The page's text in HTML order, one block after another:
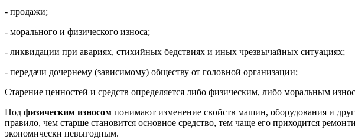
- продажи;
- морального и физического износа;
- ликвидации при авариях, стихийных бедствиях и иных чрезвычайных ситуациях;
- передачи дочернему (зависимому) обществу от головной организации;
Старение ценностей и средств определяется либо физическим, либо моральным
Под физическим износом понимают изменение свойств машин, оборудования и
правило, чем старше становится основное средство, тем чаще его приходится
экономически невыгодным.